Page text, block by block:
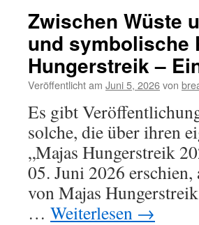
Zwischen Wüste
und symbolische
Hungerstreik –
Veröffentlicht am Juni 5, 2026von
Es gibt
solche, die über ihren
„Majas Hungerstreik
05. Juni 2026 erschien,
von Majas
… Weiterlesen →